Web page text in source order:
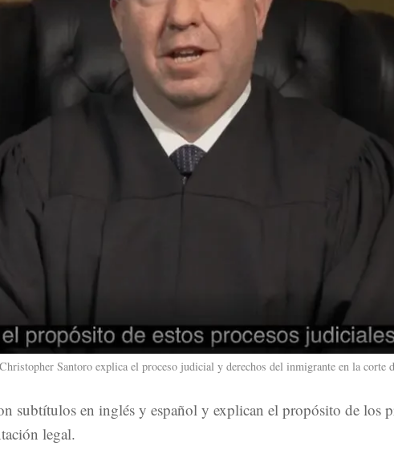
Santoro explica el proceso judicial y derechos del inmigrante en la corte
subtítulos en inglés y español y explican el propósito de
legal.